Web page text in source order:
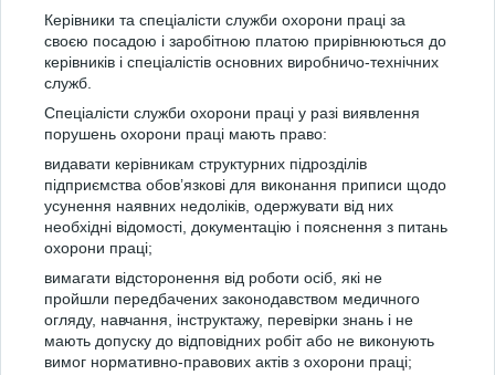
Керівники та спеціалісти служби охорони праці за
своєю посадою і заробітною платою прирівнюються до
керівників і спеціалістів основних виробничо-технічних
служб.
Спеціалісти служби охорони праці у разі виявлення
порушень охорони праці мають право:
видавати керівникам структурних підрозділів
підприємства обов’язкові для виконання приписи щодо
усунення наявних недоліків, одержувати від них
необхідні відомості, документацію і пояснення з питань
охорони праці;
вимагати відсторонення від роботи осіб, які не
пройшли передбачених законодавством медичного
огляду, навчання, інструктажу, перевірки знань і не
мають допуску до відповідних робіт або не виконують
вимог нормативно-правових актів з охорони праці;